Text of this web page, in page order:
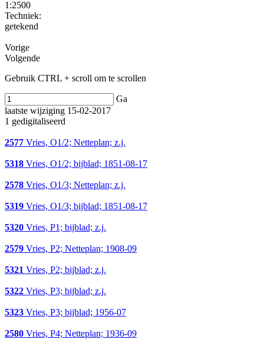
1:2500
Techniek:
getekend
Vorige
Volgende
Gebruik CTRL + scroll om te scrollen
Ga
laatste wijziging 15-02-2017
1 gedigitaliseerd
2577 Vries, O1/2; Netteplan; z.j.
5318 Vries, O1/2; bijblad; 1851-08-17
2578 Vries, O1/3; Netteplan; z.j.
5319 Vries, O1/3; bijblad; 1851-08-17
5320 Vries, P1; bijblad; z.j.
2579 Vries, P2; Netteplan; 1908-09
5321 Vries, P2; bijblad; z.j.
5322 Vries, P3; bijblad; z.j.
5323 Vries, P3; bijblad; 1956-07
2580 Vries, P4; Netteplan; 1936-09